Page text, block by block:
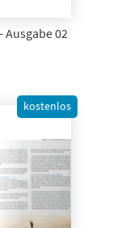
Ausgabe 02
kostenlos